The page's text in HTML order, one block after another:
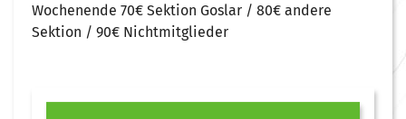
Wochenende 70€ Sektion Goslar / 80€ andere
Sektion / 90€ Nichtmitglieder